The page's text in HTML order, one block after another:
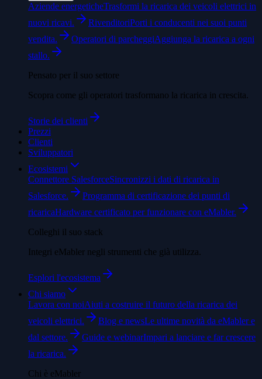
Aziende energeticheTrasformi la ricarica dei veicoli elettrici in
nuovi ricavi.
RivenditoriPorti i conducenti nei suoi punti
vendita.
Operatori di parcheggiAggiunga la ricarica a ogni
stallo.
Pensato per il suo settore
Scopra come gli operatori trasformano la ricarica in crescita.
Storie dei clienti
Prezzi
Clienti
Sviluppatori
Ecosistemi
Connettore SalesforceSincronizzi i dati di ricarica in
Salesforce.
Programma di certificazione dei punti di
ricaricaHardware certificato per funzionare con eMabler.
Colleghi il suo stack
Integri eMabler negli strumenti che già utilizza.
Esplori l'ecosistema
Chi siamo
Lavora con noiAiuti a costruire il futuro della ricarica dei
veicoli elettrici.
Blog e newsLe ultime novità da eMabler e
dal settore.
Guide e webinarImpari a lanciare e far crescere
la ricarica.
Chi è eMabler